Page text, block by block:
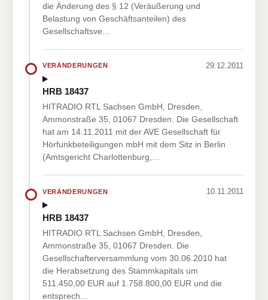
die Änderung des § 12 (Veräußerung und
Belastung von Geschäftsanteilen) des
Gesellschaftsve…
VERÄNDERUNGEN 29.12.2011
HRB 18437
HITRADIO RTL Sachsen GmbH, Dresden,
Ammonstraße 35, 01067 Dresden. Die Gesellschaft
hat am 14.11.2011 mit der AVE Gesellschaft für
Hörfunkbeteiligungen mbH mit dem Sitz in Berlin
(Amtsgericht Charlottenburg,…
VERÄNDERUNGEN 10.11.2011
HRB 18437
HITRADIO RTL Sachsen GmbH, Dresden,
Ammonstraße 35, 01067 Dresden. Die
Gesellschafterversammlung vom 30.06.2010 hat
die Herabsetzung des Stammkapitals um
511.450,00 EUR auf 1.758.800,00 EUR und die
entsprech…